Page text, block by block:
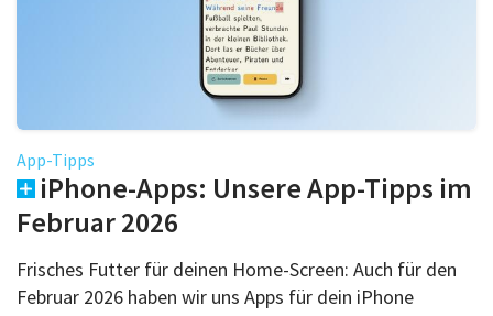
App-Tipps
iPhone-Apps: Unsere App-Tipps im
Februar 2026
Frisches Futter für deinen Home-Screen: Auch für den
Februar 2026 haben wir uns Apps für dein iPhone